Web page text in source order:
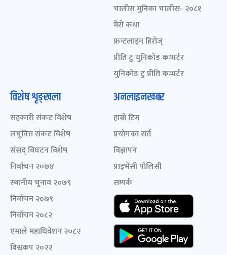
चालीस मुनिका चालीस- २०८१
मेरो कथा
फ्रन्टलाइन हिरोज्
प्रीति टु युनिकोड कन्भर्टर
युनिकोड टु प्रीति कन्भर्टर
विशेष शृङ्खला
सहकारी संकट विशेष
लघुवित्त संकट विशेष
संसद् विघटन विशेष
निर्वाचन २०७४
स्थानीय चुनाव २०७९
निर्वाचन २०७९
निर्वाचन २०८२
एमाले महाधिवेशन २०८२
विश्वकप २०२२
अनलाइनखबर
हाम्रो टिम
प्रयोगका सर्त
विज्ञापन
प्राइभेसी पोलिसी
सम्पर्क